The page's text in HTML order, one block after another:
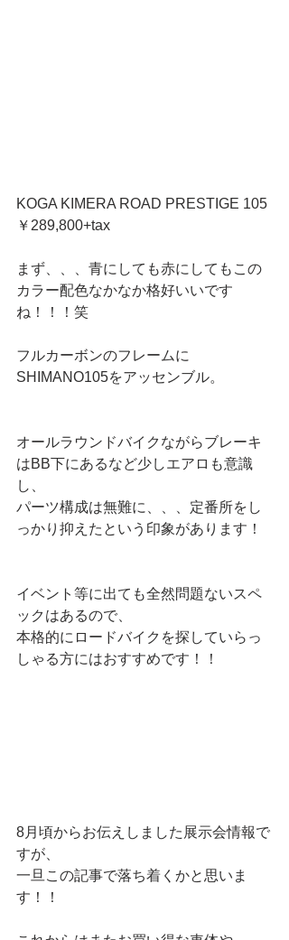
KOGA KIMERA ROAD PRESTIGE 105
￥289,800+tax
まず、、、青にしても赤にしてもこの
カラー配色なかなか格好いいです
ね！！！笑
フルカーボンのフレームに
SHIMANO105をアッセンブル。
オールラウンドバイクながらブレーキ
はBB下にあるなど少しエアロも意識
し、
パーツ構成は無難に、、、定番所をし
っかり抑えたという印象があります！
イベント等に出ても全然問題ないスペ
ックはあるので、
本格的にロードバイクを探していらっ
しゃる方にはおすすめです！！
8月頃からお伝えしました展示会情報で
すが、
一旦この記事で落ち着くかと思いま
す！！